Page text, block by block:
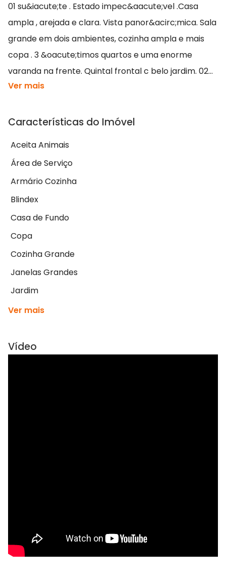
01 su&iacute;te . Estado impec&aacute;vel .Casa
ampla , arejada e clara. Vista panor&acirc;mica. Sala
grande em dois ambientes, cozinha ampla e mais
copa . 3 &oacute;timos quartos e uma enorme
varanda na frente. Quintal frontal c belo jardim. 02...
Ver mais
Características do Imóvel
Aceita Animais
Área de Serviço
Armário Cozinha
Blindex
Casa de Fundo
Copa
Cozinha Grande
Janelas Grandes
Jardim
Ver mais
Vídeo